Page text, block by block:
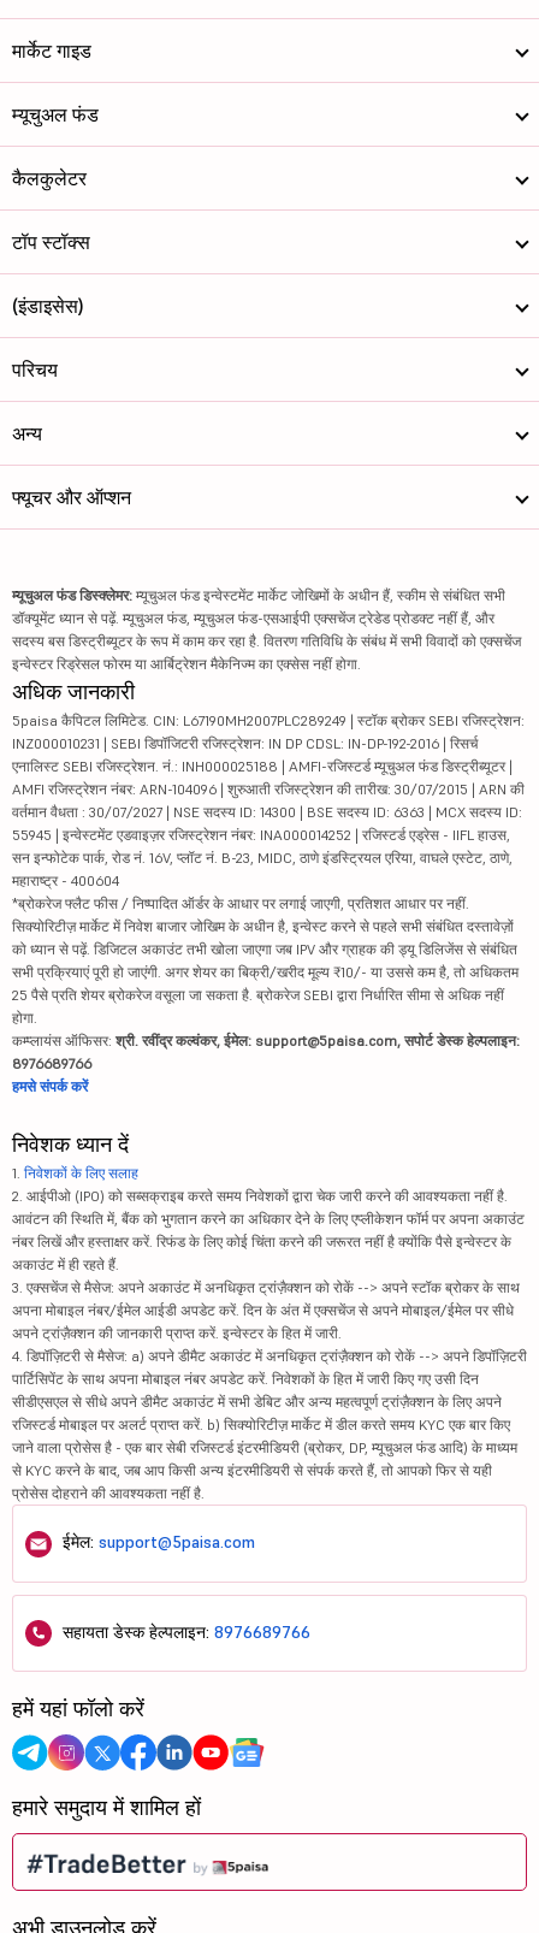
मार्केट गाइड
म्यूचुअल फंड
कैलकुलेटर
टॉप स्टॉक्स
(इंडाइसेस)
परिचय
अन्य
फ्यूचर और ऑप्शन
म्यूचुअल फंड डिस्क्लेमर: म्यूचुअल फंड इन्वेस्टमेंट मार्केट जोखिमों के अधीन हैं, स्कीम से संबंधित सभी
डॉक्यूमेंट ध्यान से पढ़ें. म्यूचुअल फंड, म्यूचुअल फंड-एसआईपी एक्सचेंज ट्रेडेड प्रोडक्ट नहीं हैं, और
सदस्य बस डिस्ट्रीब्यूटर के रूप में काम कर रहा है. वितरण गतिविधि के संबंध में सभी विवादों को एक्सचेंज
इन्वेस्टर रिड्रेसल फोरम या आर्बिट्रेशन मैकेनिज्म का एक्सेस नहीं होगा.
अधिक जानकारी
5paisa कैपिटल लिमिटेड. CIN: L67190MH2007PLC289249 | स्टॉक ब्रोकर SEBI रजिस्ट्रेशन:
INZ000010231 | SEBI डिपॉजिटरी रजिस्ट्रेशन: IN DP CDSL: IN-DP-192-2016 | रिसर्च
एनालिस्ट SEBI रजिस्ट्रेशन. नं.: INH000025188 | AMFI-रजिस्टर्ड म्यूचुअल फंड डिस्ट्रीब्यूटर |
AMFI रजिस्ट्रेशन नंबर: ARN-104096 | शुरुआती रजिस्ट्रेशन की तारीख: 30/07/2015 | ARN की
वर्तमान वैधता : 30/07/2027 | NSE सदस्य ID: 14300 | BSE सदस्य ID: 6363 | MCX सदस्य ID:
55945 | इन्वेस्टमेंट एडवाइज़र रजिस्ट्रेशन नंबर: INA000014252 | रजिस्टर्ड एड्रेस - IIFL हाउस,
सन इन्फोटेक पार्क, रोड नं. 16V, प्लॉट नं. B-23, MIDC, ठाणे इंडस्ट्रियल एरिया, वाघले एस्टेट, ठाणे,
महाराष्ट्र - 400604
*ब्रोकरेज फ्लैट फीस / निष्पादित ऑर्डर के आधार पर लगाई जाएगी, प्रतिशत आधार पर नहीं.
सिक्योरिटीज़ मार्केट में निवेश बाजार जोखिम के अधीन है, इन्वेस्ट करने से पहले सभी संबंधित दस्तावेज़ों
को ध्यान से पढ़ें. डिजिटल अकाउंट तभी खोला जाएगा जब IPV और ग्राहक की ड्यू डिलिजेंस से संबंधित
सभी प्रक्रियाएं पूरी हो जाएंगी. अगर शेयर का बिक्री/खरीद मूल्य ₹10/- या उससे कम है, तो अधिकतम
25 पैसे प्रति शेयर ब्रोकरेज वसूला जा सकता है. ब्रोकरेज SEBI द्वारा निर्धारित सीमा से अधिक नहीं
होगा.
कम्प्लायंस ऑफिसर: श्री. रवींद्र कल्वंकर, ईमेल: support@5paisa.com, सपोर्ट डेस्क हेल्पलाइन:
8976689766
हमसे संपर्क करें
निवेशक ध्यान दें
1. निवेशकों के लिए सलाह
2. आईपीओ (IPO) को सब्सक्राइब करते समय निवेशकों द्वारा चेक जारी करने की आवश्यकता नहीं है.
आवंटन की स्थिति में, बैंक को भुगतान करने का अधिकार देने के लिए एप्लीकेशन फॉर्म पर अपना अकाउंट
नंबर लिखें और हस्ताक्षर करें. रिफंड के लिए कोई चिंता करने की जरूरत नहीं है क्योंकि पैसे इन्वेस्टर के
अकाउंट में ही रहते हैं.
3. एक्सचेंज से मैसेज: अपने अकाउंट में अनधिकृत ट्रांज़ैक्शन को रोकें --> अपने स्टॉक ब्रोकर के साथ
अपना मोबाइल नंबर/ईमेल आईडी अपडेट करें. दिन के अंत में एक्सचेंज से अपने मोबाइल/ईमेल पर सीधे
अपने ट्रांज़ैक्शन की जानकारी प्राप्त करें. इन्वेस्टर के हित में जारी.
4. डिपॉज़िटरी से मैसेज: a) अपने डीमैट अकाउंट में अनधिकृत ट्रांज़ैक्शन को रोकें --> अपने डिपॉज़िटरी
पार्टिसिपेंट के साथ अपना मोबाइल नंबर अपडेट करें. निवेशकों के हित में जारी किए गए उसी दिन
सीडीएसएल से सीधे अपने डीमैट अकाउंट में सभी डेबिट और अन्य महत्वपूर्ण ट्रांज़ैक्शन के लिए अपने
रजिस्टर्ड मोबाइल पर अलर्ट प्राप्त करें. b) सिक्योरिटीज़ मार्केट में डील करते समय KYC एक बार किए
जाने वाला प्रोसेस है - एक बार सेबी रजिस्टर्ड इंटरमीडियरी (ब्रोकर, DP, म्यूचुअल फंड आदि) के माध्यम
से KYC करने के बाद, जब आप किसी अन्य इंटरमीडियरी से संपर्क करते हैं, तो आपको फिर से यही
प्रोसेस दोहराने की आवश्यकता नहीं है.
ईमेल: support@5paisa.com
सहायता डेस्क हेल्पलाइन: 8976689766
हमें यहां फॉलो करें
हमारे समुदाय में शामिल हों